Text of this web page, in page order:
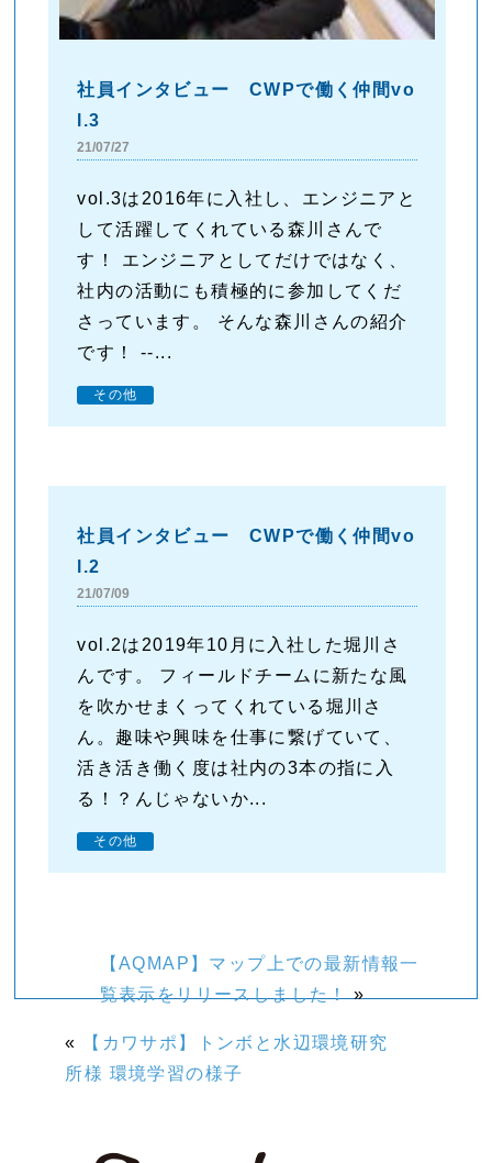
社員インタビュー CWPで働く仲間vo
l.3
21/07/27
vol.3は2016年に入社し、エンジニアと
して活躍してくれている森川さんで
す！ エンジニアとしてだけではなく、
社内の活動にも積極的に参加してくだ
さっています。 そんな森川さんの紹介
です！ --...
その他
社員インタビュー CWPで働く仲間vo
l.2
21/07/09
vol.2は2019年10月に入社した堀川さ
んです。 フィールドチームに新たな風
を吹かせまくってくれている堀川さ
ん。趣味や興味を仕事に繋げていて、
活き活き働く度は社内の3本の指に入
る！？んじゃないか...
その他
【AQMAP】マップ上での最新情報一
覧表示をリリースしました！»
«
【カワサポ】トンボと水辺環境研究
所様 環境学習の様子